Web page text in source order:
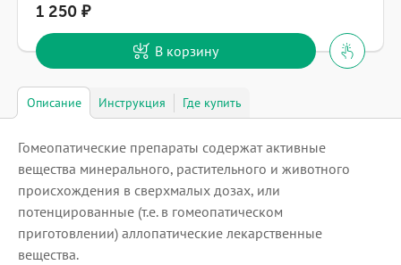
1 250
В корзину
Описание Инструкция Где купить
Гомеопатические препараты содержат активные
вещества минерального, растительного и животного
происхождения в сверхмалых дозах, или
потенцированные (т.е. в гомеопатическом
приготовлении) аллопатические лекарственные
вещества.